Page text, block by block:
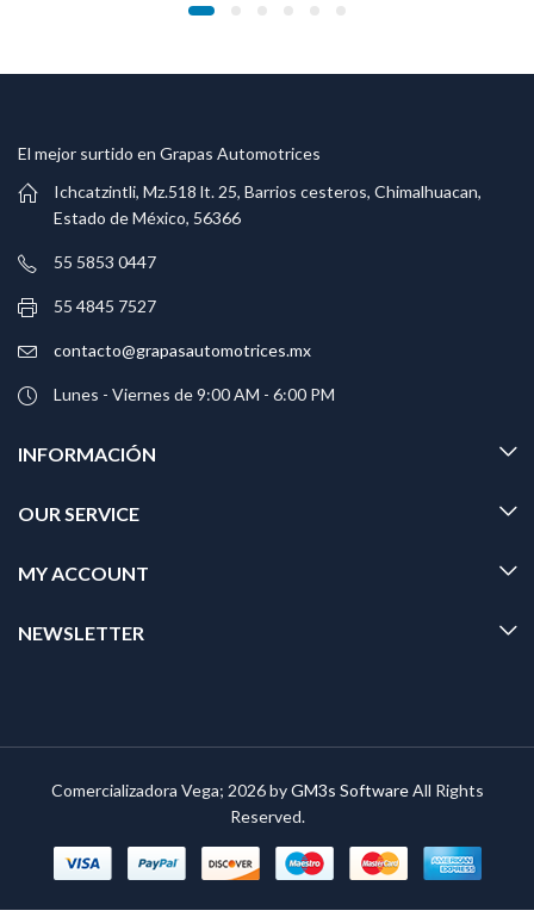
El mejor surtido en Grapas Automotrices
Ichcatzintli, Mz.518 lt. 25, Barrios cesteros, Chimalhuacan,
Estado de México, 56366
55 5853 0447
55 4845 7527
contacto@grapasautomotrices.mx
Lunes - Viernes de 9:00 AM - 6:00 PM
INFORMACIÓN
OUR SERVICE
MY ACCOUNT
NEWSLETTER
Comercializadora Vega; 2026 byGM3s SoftwareAll Rights
Reserved.